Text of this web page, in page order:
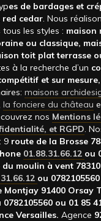
es de bardages et
red cedar. Nous
les styles : maison
ou classique,
toit plat terrasse
à la recherche d’un
et sur
maisons
la fonciere du château
nos Mentions
et RGPD.
9 route de la Brosse
01.88.31.66.12 ou
du moulin à vent
ou 0782105560
Montjay 91400 Orsay
0782105560 ou 01 85
Versailles. Agence